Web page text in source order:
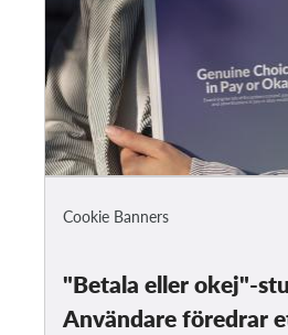
Cookie Banners
"Betala eller okej"-
Användare föredrar